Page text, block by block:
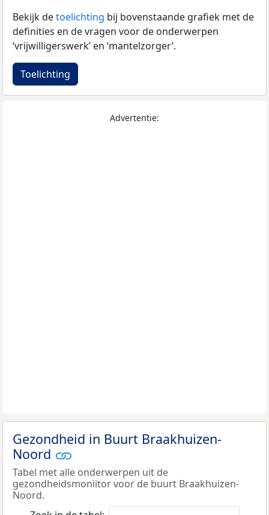
Bekijk detoelichting bij bovenstaande grafiek met de
definities en de vragen voor de onderwerpen
‘vrijwilligerswerk’ en ‘mantelzorger’.
Toelichting
Advertentie:
Gezondheid in Buurt Braakhuizen-
Noord
Tabel met alle onderwerpen uit de
gezondheidsmoniitor voor de buurt Braakhuizen-
Noord.